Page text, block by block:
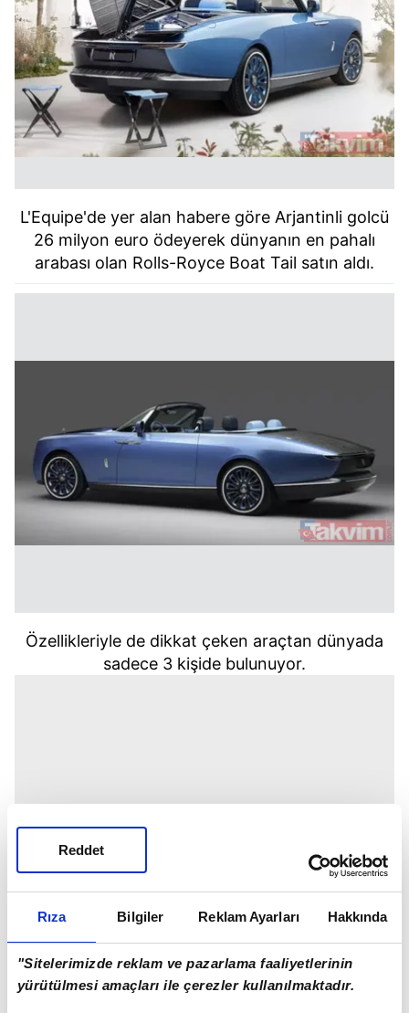
Rıza Bilgiler Reklam Ayarları Hakkında
"Sitelerimizde reklam ve pazarlama faaliyetlerinin
yürütülmesi amaçları ile çerezler kullanılmaktadır.
Reddet
L'Equipe'de yer alan habere göre Arjantinli golcü
26 milyon euro ödeyerek dünyanın en pahalı
arabası olan Rolls-Royce Boat Tail satın aldı.
Özellikleriyle de dikkat çeken araçtan dünyada
sadece 3 kişide bulunuyor.